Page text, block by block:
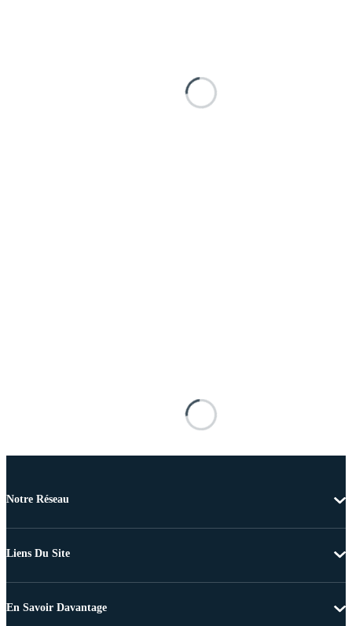
Notre Réseau
Liens Du Site
En Savoir Davantage